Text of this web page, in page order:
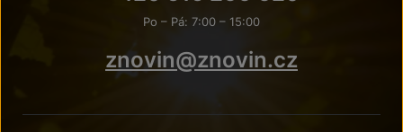
Po – Pá: 7:00 – 15:00
znovin@znovin.cz